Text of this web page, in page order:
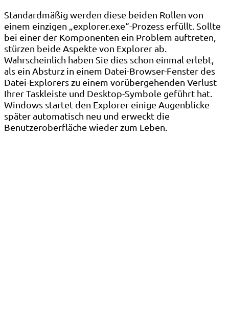
Standardmäßig werden diese beiden Rollen von
einem einzigen „explorer.exe“-Prozess erfüllt. Sollte
bei einer der Komponenten ein Problem auftreten,
stürzen beide Aspekte von Explorer ab.
Wahrscheinlich haben Sie dies schon einmal erlebt,
als ein Absturz in einem Datei-Browser-Fenster des
Datei-Explorers zu einem vorübergehenden Verlust
Ihrer Taskleiste und Desktop-Symbole geführt hat.
Windows startet den Explorer einige Augenblicke
später automatisch neu und erweckt die
Benutzeroberfläche wieder zum Leben.